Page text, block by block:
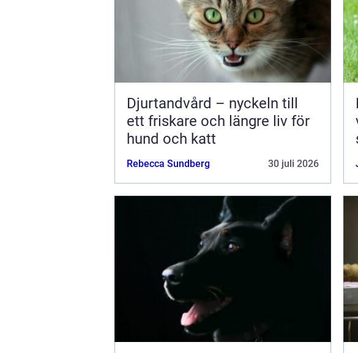
Djurtandvård – nyckeln till
ett friskare och längre liv för
hund och katt
Rebecca Sundberg 30 juli 2026